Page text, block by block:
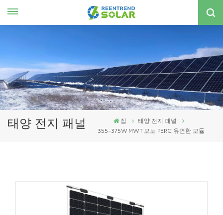
국의
태양 전지 패널 집
태양 전지 패널
355-375W MWT 모노 PERC 유연한 모듈